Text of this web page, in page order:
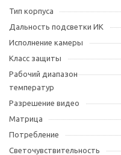
Тип корпуса
Дальность подсветки ИК
Исполнение камеры
Класс защиты
Рабочий диапазон
температур
Разрешение видео
Матрица
Потребление
Светочувствительность